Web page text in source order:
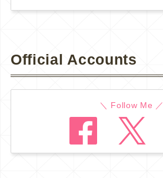
Official Accounts
＼ Follow Me ／